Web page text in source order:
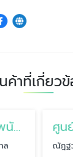
ค้าที่เกี่ยว
ศูนย์จัดส่งพนักงานดูแลผู้สูงอายุและผู้ป่วย
ล ณัฎฐ